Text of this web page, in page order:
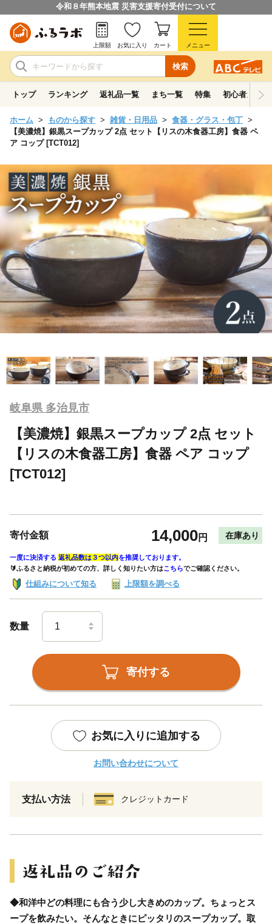
令和８年熊本地震 災害支援寄付受付について
検索
上限額 お気に入り カート メニュー
トップ ランキング 返礼品一覧 まち一覧 特集 初心者ガイド
ホーム ものから探す 雑貨・日用品
食器・グラス・包丁
【美濃焼】銀黒スープカップ 2点 セット【リスの木食器工房】食器 ペ
ア コップ [TCT012]
岐阜県 多治見市
【美濃焼】銀黒スープカップ 2点 セット
【リスの木食器工房】食器 ペア コップ
[TCT012]
寄付金額 14,000円 在庫あり
一度に決済する 返礼品数は３つ以内を推奨しております。
🔰ふるさと納税が初めての方、詳しく知りたい方はこちらでご確認ください。
仕組みについて知る 上限額を調べる
数量
寄付する
お気に入りに追加する
お問い合わせについて
支払い方法 クレジットカード
◆和洋中どの料理にも合う少し大きめのカップ。ちょっとス
ープを飲みたい。そんなときにピッタリのスープカップ。取